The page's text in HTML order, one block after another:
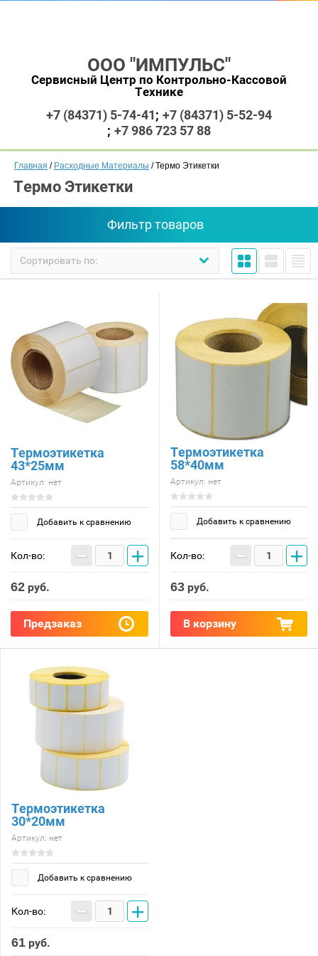
ООО "ИМПУЛЬС"
Сервисный Центр по Контрольно-Кассовой
Технике
+7 (84371) 5-74-41
+7 (84371) 5-52-94
+7 986 723 57 88
Главная / Расходные Материалы / Термо Этикетки
Термо Этикетки
Фильтр товаров
Сортировать по:
Термоэтикетка
43*25мм
Артикул: нет
Добавить к сравнению
Кол-во: − +
62 руб.
Предзаказ
Термоэтикетка
58*40мм
Артикул: нет
Добавить к сравнению
Кол-во: − +
63 руб.
В корзину
Термоэтикетка
30*20мм
Артикул: нет
Добавить к сравнению
Кол-во: − +
61 руб.